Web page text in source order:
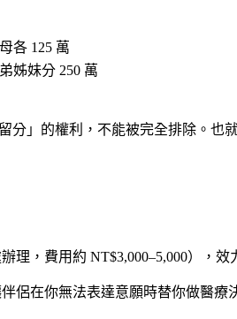
各 125 萬
姊妹分 250 萬
」的權利，不能被完全排除。
，費用約 NT$3,000–5,000），
侶在你無法表達意願時替你做醫療